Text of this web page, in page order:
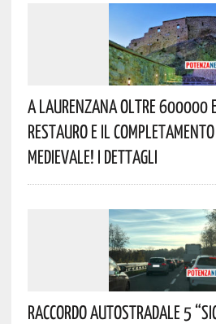
A Laurenzana Oltre 600000
Restauro E Il
Medievale! I Dettagli
Raccordo Autostradale 5